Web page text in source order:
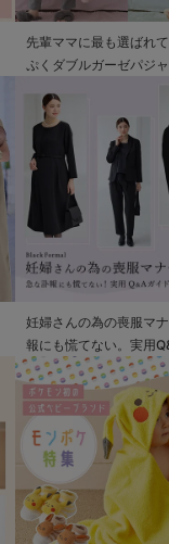
先輩ママに最も選ばれ
ぷくダブルガーゼパジ
妊婦さんの為の喪服マ
報にも慌てない。実用